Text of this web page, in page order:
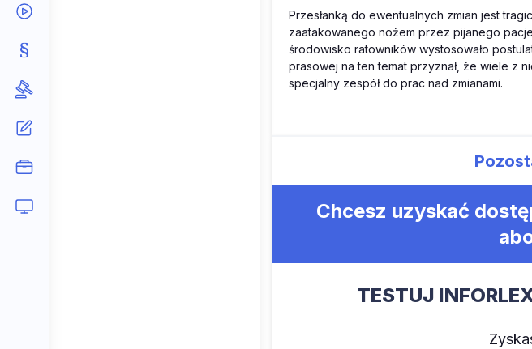
Przesłanką do ewentualnych zmian jest
zaatakowanego nożem przez pijanego
środowisko ratowników wystosowało
prasowej na ten temat przyznał, że wiele z
specjalny zespół do prac nad zmianami.
Chcesz uzyskać
TESTUJ